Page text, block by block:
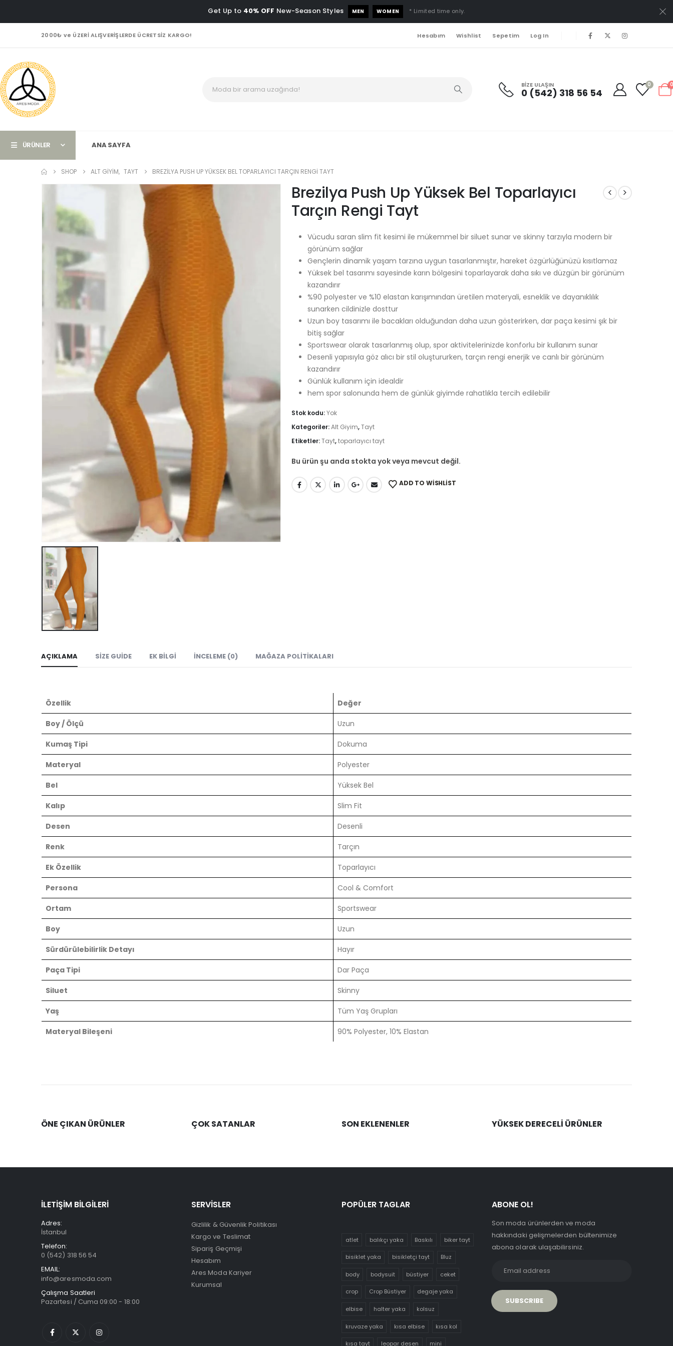
Get Up to 40% OFF New-Season Styles MEN WOMEN * Limited time only.
2000₺ ve ÜZERİ ALIŞVERİŞLERDE ÜCRETSİZ KARGO! Hesabım Wishlist Sepetim Log In
BIZE ULAŞIN
0 (542) 318 56 54
0
ÜRÜNLER ANA SAYFA
SHOP ALT GIYIM, TAYT BREZILYA PUSH UP YÜKSEK BEL TOPARLAYICI TARÇIN RENGI TAYT
Brezilya Push Up Yüksek Bel Toparlayıcı
Tarçın Rengi Tayt
Vücudu saran slim fit kesimi ile mükemmel bir siluet sunar ve skinny tarzıyla modern bir
görünüm sağlar
Gençlerin dinamik yaşam tarzına uygun tasarlanmıştır, hareket özgürlüğünüzü kısıtlamaz
Yüksek bel tasarımı sayesinde karın bölgesini toparlayarak daha sıkı ve düzgün bir görünüm
kazandırır
%90 polyester ve %10 elastan karışımından üretilen materyali, esneklik ve dayanıklılık
sunarken cildinizle dosttur
Uzun boy tasarımı ile bacakları olduğundan daha uzun gösterirken, dar paça kesimi şık bir
bitiş sağlar
Sportswear olarak tasarlanmış olup, spor aktivitelerinizde konforlu bir kullanım sunar
Desenli yapısıyla göz alıcı bir stil oluştururken, tarçın rengi enerjik ve canlı bir görünüm
kazandırır
Günlük kullanım için idealdir
hem spor salonunda hem de günlük giyimde rahatlıkla tercih edilebilir
Stok kodu:Yok
Kategoriler:Alt Giyim,Tayt
Etiketler:Tayt,toparlayıcı tayt
Bu ürün şu anda stokta yok veya mevcut değil.
ADD TO WISHLIST
AÇIKLAMA SIZE GUIDE EK BILGI İNCELEME (0) MAĞAZA POLITIKALARI
Özellik Değer
Boy / Ölçü Uzun
Kumaş Tipi Dokuma
Materyal Polyester
Bel Yüksek Bel
Kalıp Slim Fit
Desen Desenli
Renk Tarçın
Ek Özellik Toparlayıcı
Persona Cool & Comfort
Ortam Sportswear
Boy Uzun
Sürdürülebilirlik Detayı Hayır
Paça Tipi Dar Paça
Siluet Skinny
Yaş Tüm Yaş Grupları
Materyal Bileşeni 90% Polyester, 10% Elastan
ÖNE ÇIKAN ÜRÜNLER ÇOK SATANLAR SON EKLENENLER YÜKSEK DERECELİ ÜRÜNLER
İLETİŞİM BİLGİLERİ
Adres:
İstanbul
Telefon:
0 (542) 318 56 54
EMAIL:
info@aresmoda.com
Çalışma Saatleri
Pazartesi / Cuma 09:00 - 18:00
SERVİSLER
Gizlilik & Güvenlik Politikası
Kargo ve Teslimat
Sipariş Geçmişi
Hesabım
Ares Moda Kariyer
Kurumsal
POPÜLER TAGLAR
atlet balıkçı yaka Baskılı biker tayt
bisiklet yaka bisikletçi tayt Bluz
body bodysuit büstiyer ceket
crop Crop Büstiyer degaje yaka
elbise halter yaka kolsuz
kruvaze yaka kısa elbise kısa kol
kısa tayt leopar desen mini
ABONE OL!
Son moda ürünlerden ve moda
hakkındaki gelişmelerden bültenimize
abona olarak ulaşabilirsiniz.